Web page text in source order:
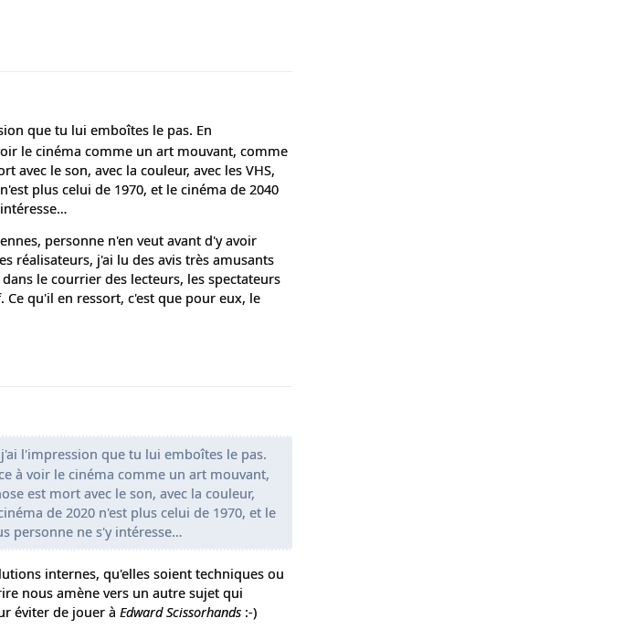
que tu lui emboîtes le pas. En
le cinéma comme un art mouvant, comme
avec le son, avec la couleur, avec les VHS,
plus celui de 1970, et le cinéma de 2040
personne n'en veut avant d'y avoir
réalisateurs, j'ai lu des avis très amusants
le courrier des lecteurs, les spectateurs
qu'il en ressort, c'est que pour eux, le
l'impression que tu lui emboîtes le pas.
à voir le cinéma comme un art mouvant,
est mort avec le son, avec la couleur,
de 2020 n'est plus celui de 1970, et le
personne ne s'y intéresse…
internes, qu'elles soient techniques ou
nous amène vers un autre sujet qui
éviter de jouer à Edward Scissorhands :-)